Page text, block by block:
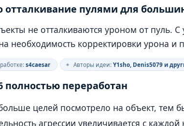
отталкивание пулями для
не отталкиваются уроном от пуль.
необходимость корректировки урона и
s4caesar ✦ Авторы идеи:Y1sho, Denis5079 и
полностью переработан
целей посмотрело на объект, тем
агрессии увеличивается с